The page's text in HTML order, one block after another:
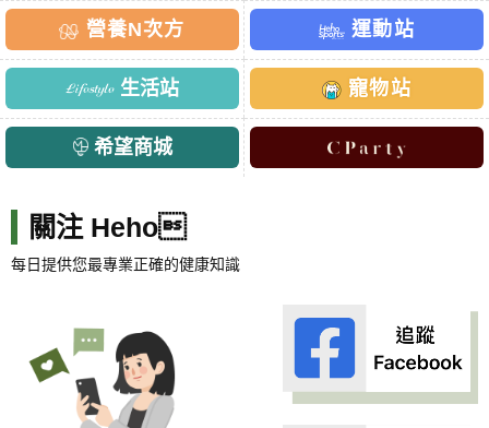
營養N次方 運動站
生活站 寵物站
希望商城
關注 Heho
每日提供您最專業正確的健康知識